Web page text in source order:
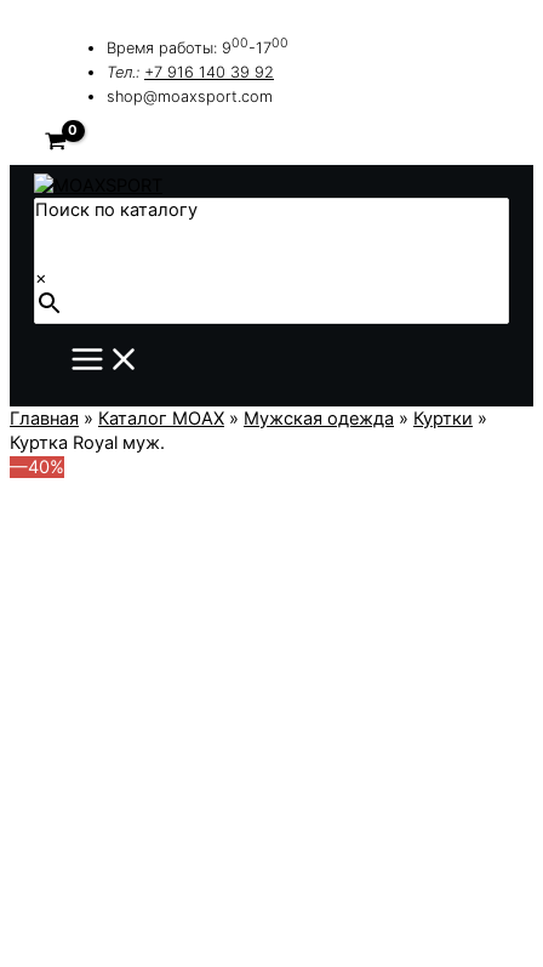
содержимому
Время работы: 900-1700
Тел.: +7 916 140 39 92
shop@moaxsport.com
Поиск по каталогу
×
Главная » Каталог MOAX » Мужская одежда » Куртки »
Куртка Royal муж.
—40%